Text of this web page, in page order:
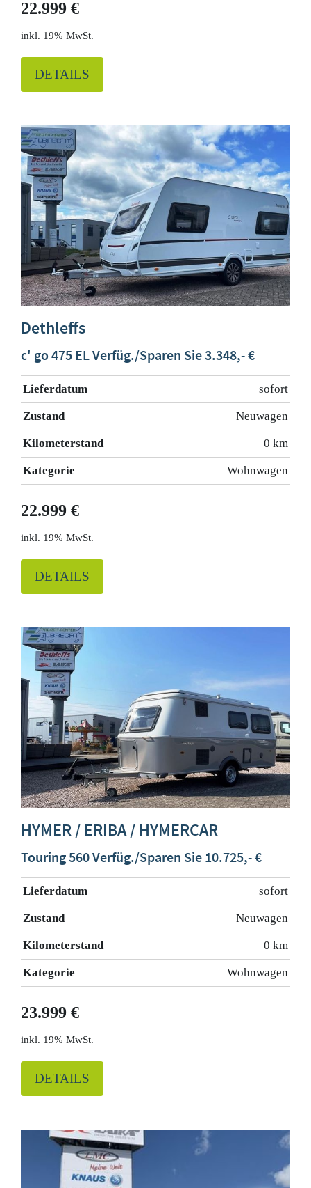
22.999 €
19% MwSt.
DETAILS
Dethleffs
c' go 475 EL Verfüg./Sparen Sie 3.348,- €
Lieferdatum sofort
Zustand Neuwagen
Kilometerstand 0 km
Kategorie Wohnwagen
22.999 €
19% MwSt.
DETAILS
HYMER / ERIBA / HYMERCAR
Touring 560 Verfüg./Sparen Sie 10.725,- €
Lieferdatum sofort
Zustand Neuwagen
Kilometerstand 0 km
Kategorie Wohnwagen
23.999 €
19% MwSt.
DETAILS